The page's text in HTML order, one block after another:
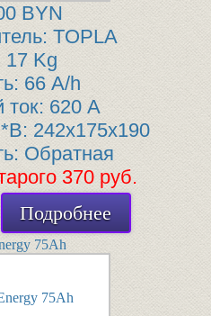
BYN
TOPLA
17 Kg
66 A/h
ток: 620 A
242x175x190
Обратная
370 руб.
Подробнее
75Ah